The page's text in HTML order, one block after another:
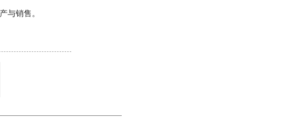
与销售。